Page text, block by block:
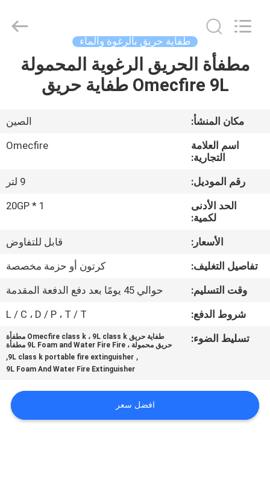
مسكن
أشرطة
معلومات
جولة
المعمل
مراقبة
اتصل
بنا
& Equipment
طفاية حريق بالرغوة والماء
مطفأة الحريق الرغوية المحمولة
Omecfire 9L طفاية حريق
مكان المنشأ:
الصين
اسم العلامة
التجارية:
Omecfire
رقم الموديل:
9 لتر
الحد الأدنى
لكمية:
1 * 20GP
الأسعار:
قابل للتفاوض
تفاصيل التغليف:
كرتون أو حزمة مخصصة
وقت التسليم:
حوالي 45 يومًا بعد دفع الدفعة المقدمة
شروط الدفع:
L / C ، D / P ، T / T
تسليط الضوء:
طفاية حريق Omecfire class k ، 9L class k مطفأة
حريق محمولة ، 9L Foam and Water Fire Fire مطفأة
,
9L class k portable fire extinguisher
,
9L Foam And Water Fire Extinguisher
افضل سعر